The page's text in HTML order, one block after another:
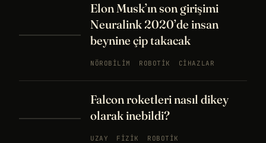
Elon Musk’ın son girişimi
Neuralink 2020’de insan
beynine çip takacak
NÖROBILIM ROBOTIK CIHAZLAR
Falcon roketleri nasıl dikey
olarak inebildi?
UZAY FIZIK ROBOTIK